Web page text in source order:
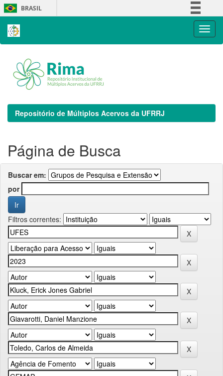
Skip
navigation
BRASIL
Repositório de Múltiplos Acervos da UFRRJ
Página de Busca
Buscar em:
por
Filtros correntes: